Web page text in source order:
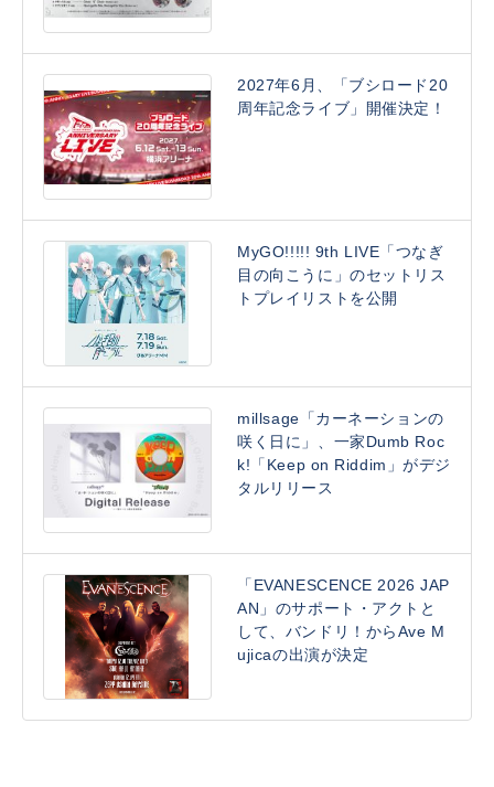
2027年6月、「ブシロード20
周年記念ライブ」開催決定！
MyGO!!!!! 9th LIVE「つなぎ
目の向こうに」のセットリス
トプレイリストを公開
millsage「カーネーションの
咲く日に」、一家Dumb Roc
k!「Keep on Riddim」がデジ
タルリリース
「EVANESCENCE 2026 JAP
AN」のサポート・アクトと
して、バンドリ！からAve M
ujicaの出演が決定